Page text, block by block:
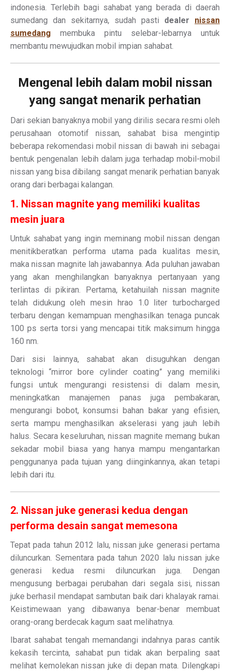
indonesia. Terlebih bagi sahabat yang berada di daerah
sumedang dan sekitarnya, sudah pasti dealer nissan
sumedang membuka pintu selebar-lebarnya untuk
membantu mewujudkan mobil impian sahabat.
Mengenal lebih dalam mobil nissan
yang sangat menarik perhatian
Dari sekian banyaknya mobil yang dirilis secara resmi oleh
perusahaan otomotif nissan, sahabat bisa mengintip
beberapa rekomendasi mobil nissan di bawah ini sebagai
bentuk pengenalan lebih dalam juga terhadap mobil-mobil
nissan yang bisa dibilang sangat menarik perhatian banyak
orang dari berbagai kalangan.
1. Nissan magnite yang memiliki kualitas
mesin juara
Untuk sahabat yang ingin meminang mobil nissan dengan
menitikberatkan performa utama pada kualitas mesin,
maka nissan magnite lah jawabannya. Ada puluhan jawaban
yang akan menghilangkan banyaknya pertanyaan yang
terlintas di pikiran. Pertama, ketahuilah nissan magnite
telah didukung oleh mesin hrao 1.0 liter turbocharged
terbaru dengan kemampuan menghasilkan tenaga puncak
100 ps serta torsi yang mencapai titik maksimum hingga
160 nm.
Dari sisi lainnya, sahabat akan disuguhkan dengan
teknologi “mirror bore cylinder coating” yang memiliki
fungsi untuk mengurangi resistensi di dalam mesin,
meningkatkan manajemen panas juga pembakaran,
mengurangi bobot, konsumsi bahan bakar yang efisien,
serta mampu menghasilkan akselerasi yang jauh lebih
halus. Secara keseluruhan, nissan magnite memang bukan
sekadar mobil biasa yang hanya mampu mengantarkan
penggunanya pada tujuan yang diinginkannya, akan tetapi
lebih dari itu.
2. Nissan juke generasi kedua dengan
performa desain sangat memesona
Tepat pada tahun 2012 lalu, nissan juke generasi pertama
diluncurkan. Sementara pada tahun 2020 lalu nissan juke
generasi kedua resmi diluncurkan juga. Dengan
mengusung berbagai perubahan dari segala sisi, nissan
juke berhasil mendapat sambutan baik dari khalayak ramai.
Keistimewaan yang dibawanya benar-benar membuat
orang-orang berdecak kagum saat melihatnya.
Ibarat sahabat tengah memandangi indahnya paras cantik
kekasih tercinta, sahabat pun tidak akan berpaling saat
melihat kemolekan nissan juke di depan mata. Dilengkapi